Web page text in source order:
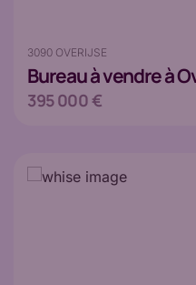
3090 OVERIJSE
Bureauà vendre à
395 000 €